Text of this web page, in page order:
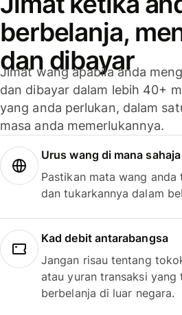
berbelanja,
dan dibayar
Jimat wang apabila anda
dan dibayar dalam lebih 40+
yang anda perlukan, dalam
masa anda memerlukannya.
Urus wang di mana
Pastikan mata wang
dan tukarkannya dalam
Kad debit antarabangsa
Jangan risau tentang
atau yuran transaksi yang
berbelanja di luar negara.